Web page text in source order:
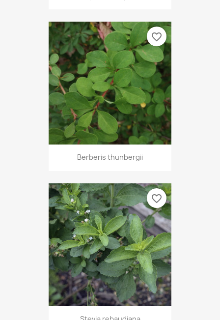
Berberis thunbergii
favorite_border
favorite_border